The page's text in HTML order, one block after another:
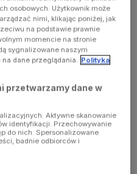
osobowych. Użytkownik może
nimi, klikając poniżej, jak
na podstawie prawnie
momencie na stronie
sygnalizowane naszym
na dane przeglądania. Polityka
przetwarzamy dane w
Aktywne skanowanie
identyfikacji. Przechowywanie
do nich. Spersonalizowane
badnie odbiorców i